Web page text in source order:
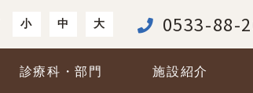
小 中 大 0533-88-
診療科・部門 施設紹介